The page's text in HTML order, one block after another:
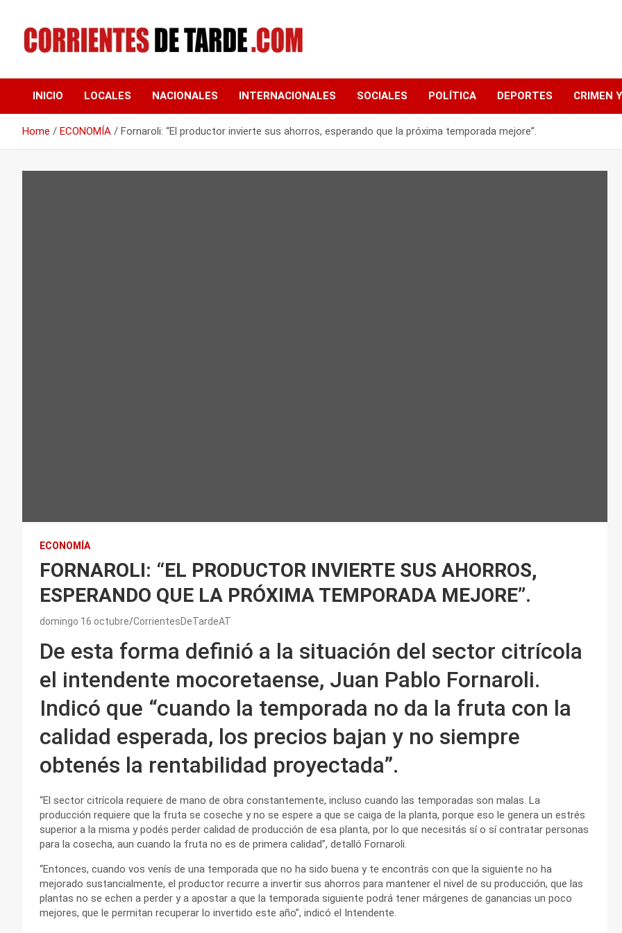
content
CORRIENTES DE
TARDE
INICIO LOCALES NACIONALES INTERNACIONALES SOCIALES POLÍTICA DEPORTES CRIMEN
Home ECONOMÍA Fornaroli: “El productor invierte sus ahorros, esperando que la próxima temporada mejore”.
ECONOMÍA
FORNAROLI: “EL PRODUCTOR INVIERTE SUS AHORROS,
ESPERANDO QUE LA PRÓXIMA TEMPORADA MEJORE”.
domingo 16 octubre CorrientesDeTardeAT
De esta forma definió a la situación del sector citrícola
el intendente mocoretaense, Juan Pablo Fornaroli.
Indicó que “cuando la temporada no da la fruta con la
calidad esperada, los precios bajan y no siempre
obtenés la rentabilidad proyectada”.
“El sector citrícola requiere de mano de obra constantemente, incluso cuando las temporadas son malas. La
producción requiere que la fruta se coseche y no se espere a que se caiga de la planta, porque eso le genera un estrés
superior a la misma y podés perder calidad de producción de esa planta, por lo que necesitás sí o sí contratar personas
para la cosecha, aun cuando la fruta no es de primera calidad”, detalló Fornaroli.
“Entonces, cuando vos venís de una temporada que no ha sido buena y te encontrás con que la siguiente no ha
mejorado sustancialmente, el productor recurre a invertir sus ahorros para mantener el nivel de su producción, que las
plantas no se echen a perder y a apostar a que la temporada siguiente podrá tener márgenes de ganancias un poco
mejores, que le permitan recuperar lo invertido este año”, indicó el Intendente.